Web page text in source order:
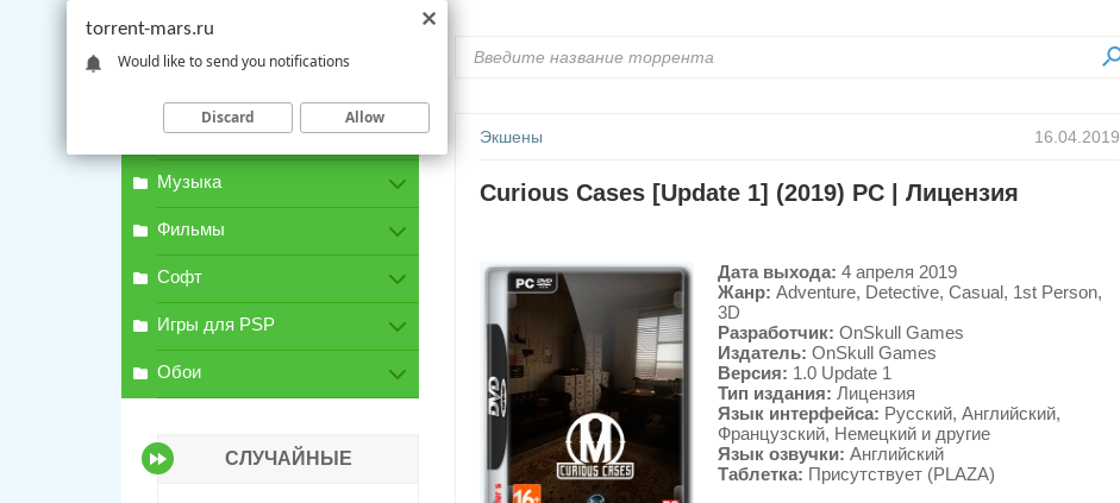
Экшены 16.04.2019
Curious Cases [Update 1] (2019) PC | Лицензия
Дата выхода: 4 апреля 2019
Жанр: Adventure, Detective, Casual, 1st Person,
3D
Разработчик: OnSkull Games
Издатель: OnSkull Games
Версия: 1.0 Update 1
Тип издания: Лицензия
Язык интерфейса: Русский, Английский,
Французский, Немецкий и другие
Язык озвучки: Английский
Таблетка: Присутствует (PLAZA)
Игры для PC
Музыка
Фильмы
Софт
Игры для PSP
Обои
СЛУЧАЙНЫЕ
torrent-mars.ru
Would like to send you notifications
Discard Allow